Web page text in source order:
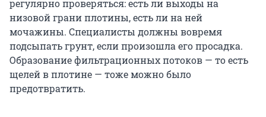
регулярно проверяться: есть ли выходы на
низовой грани плотины, есть ли на ней
мочажины. Специалисты должны вовремя
подсыпать грунт, если произошла его просадка.
Образование фильтрационных потоков — то есть
щелей в плотине — тоже можно было
предотвратить.